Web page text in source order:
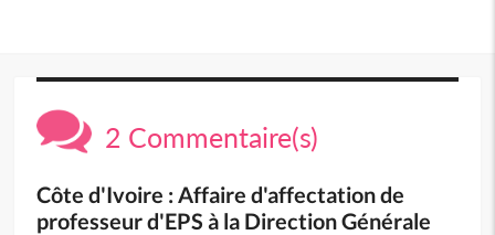
2 Commentaire(s)
Côte d'Ivoire : Affaire d'affectation de
professeur d'EPS à la Direction Générale